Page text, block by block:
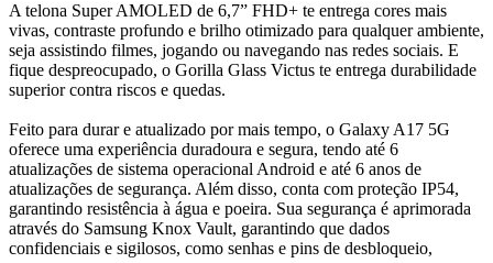
A telona Super AMOLED de 6,7” FHD+ te entrega cores mais
vivas, contraste profundo e brilho otimizado para qualquer ambiente,
seja assistindo filmes, jogando ou navegando nas redes sociais. E
fique despreocupado, o Gorilla Glass Victus te entrega durabilidade
superior contra riscos e quedas.
Feito para durar e atualizado por mais tempo, o Galaxy A17 5G
oferece uma experiência duradoura e segura, tendo até 6
atualizações de sistema operacional Android e até 6 anos de
atualizações de segurança. Além disso, conta com proteção IP54,
garantindo resistência à água e poeira. Sua segurança é aprimorada
através do Samsung Knox Vault, garantindo que dados
confidenciais e sigilosos, como senhas e pins de desbloqueio,